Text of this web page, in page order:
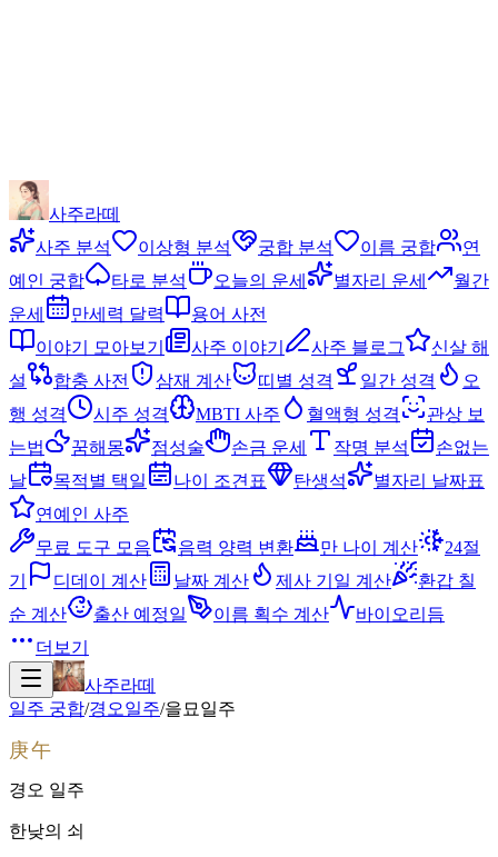
사주라떼
사주 분석
이상형 분석 궁합 분석 이름 궁합
연
예인 궁합
타로 분석 오늘의 운세 별자리 운세
월간
운세
만세력 달력
용어 사전
이야기 모아보기
사주 이야기 사주 블로그
신살 해
설
합충 사전 삼재 계산 띠별 성격 일간 성격
오
행 성격
시주 성격 MBTI 사주 혈액형 성격
관상 보
는법
꿈해몽 점성술 손금 운세 작명 분석
손없는
날
목적별 택일 나이 조견표 탄생석
별자리 날짜표
연예인 사주
무료 도구 모음
음력 양력 변환 만 나이 계산
24절
기
디데이 계산 날짜 계산 제사 기일 계산
환갑 칠
순 계산
출산 예정일 이름 획수 계산
바이오리듬
더보기
사주라떼
일주 궁합/경오일주/을묘 일주
庚午
경오 일주
한낮의 쇠